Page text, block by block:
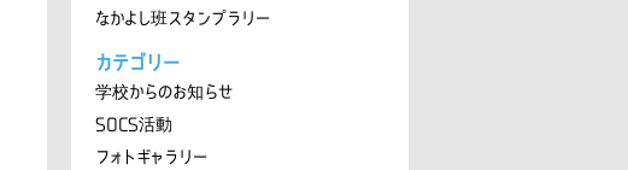
なかよし班スタンプラリー
カテゴリー
学校からのお知らせ
SOCS活動
フォトギャラリー